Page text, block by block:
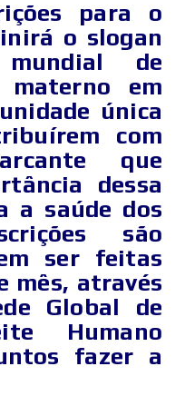
para o
o slogan
de
em
única
com
que
dessa
a saúde dos
são
ser feitas
mês, através
Global de
Humano
fazer a